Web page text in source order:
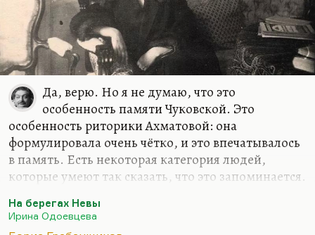
Да, верю. Но я не думаю, что это
особенность памяти Чуковской. Это
особенность риторики Ахматовой: она
формулировала очень чётко, и это впечатывалось
в память. Есть некоторая категория людей,
которые умеют так сказать, что это запоминается.
без диктофона — и выяснилось, что я запомнил
абсолютно точно всё, что он мне сказал. Много
На берегах Невы
Ирина Одоевцева